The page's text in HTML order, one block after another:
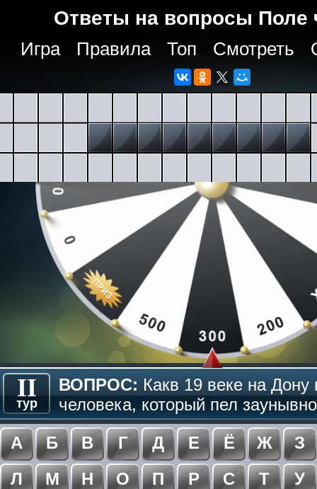
Ответы на вопросы Поле
Игра Правила Топ Смотреть
II
тур
ВОПРОС: Какв 19 веке на Дону
человека, который пел
А
Б В Г Д Е Ё Ж
З
Л
М Н О П Р С Т
У